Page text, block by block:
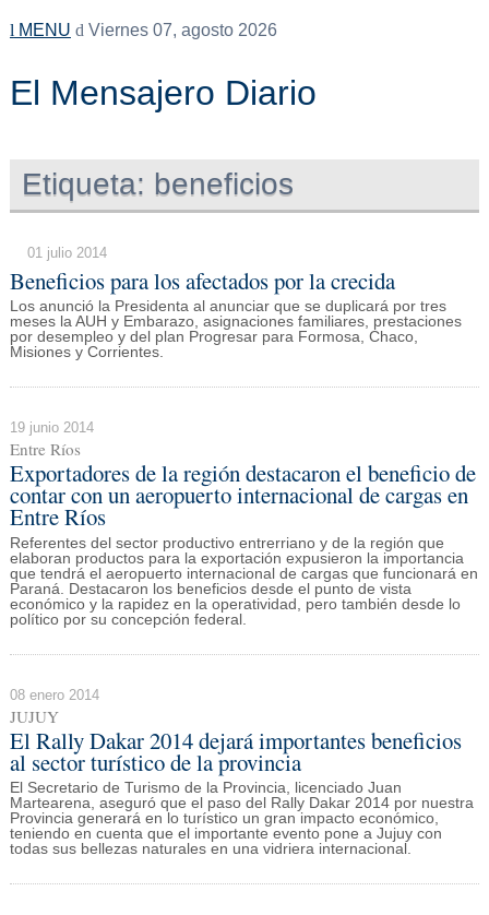
MENU Viernes 07, agosto 2026
El Mensajero Diario
Etiqueta: beneficios
01 julio 2014
Beneficios para los afectados por la crecida
Los anunció la Presidenta al anunciar que se duplicará por tres
meses la AUH y Embarazo, asignaciones familiares, prestaciones
por desempleo y del plan Progresar para Formosa, Chaco,
Misiones y Corrientes.
19 junio 2014
Entre Ríos
Exportadores de la región destacaron el beneficio de
contar con un aeropuerto internacional de cargas en
Entre Ríos
Referentes del sector productivo entrerriano y de la región que
elaboran productos para la exportación expusieron la importancia
que tendrá el aeropuerto internacional de cargas que funcionará en
Paraná. Destacaron los beneficios desde el punto de vista
económico y la rapidez en la operatividad, pero también desde lo
político por su concepción federal.
08 enero 2014
JUJUY
El Rally Dakar 2014 dejará importantes beneficios
al sector turístico de la provincia
El Secretario de Turismo de la Provincia, licenciado Juan
Martearena, aseguró que el paso del Rally Dakar 2014 por nuestra
Provincia generará en lo turístico un gran impacto económico,
teniendo en cuenta que el importante evento pone a Jujuy con
todas sus bellezas naturales en una vidriera internacional.